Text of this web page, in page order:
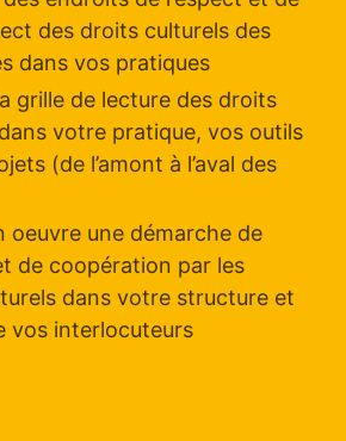
des droits culturels des
dans vos pratiques
grille de lecture des droits
votre pratique, vos outils
(de l’amont à l’aval des
oeuvre une démarche de
de coopération par les
dans votre structure et
vos interlocuteurs